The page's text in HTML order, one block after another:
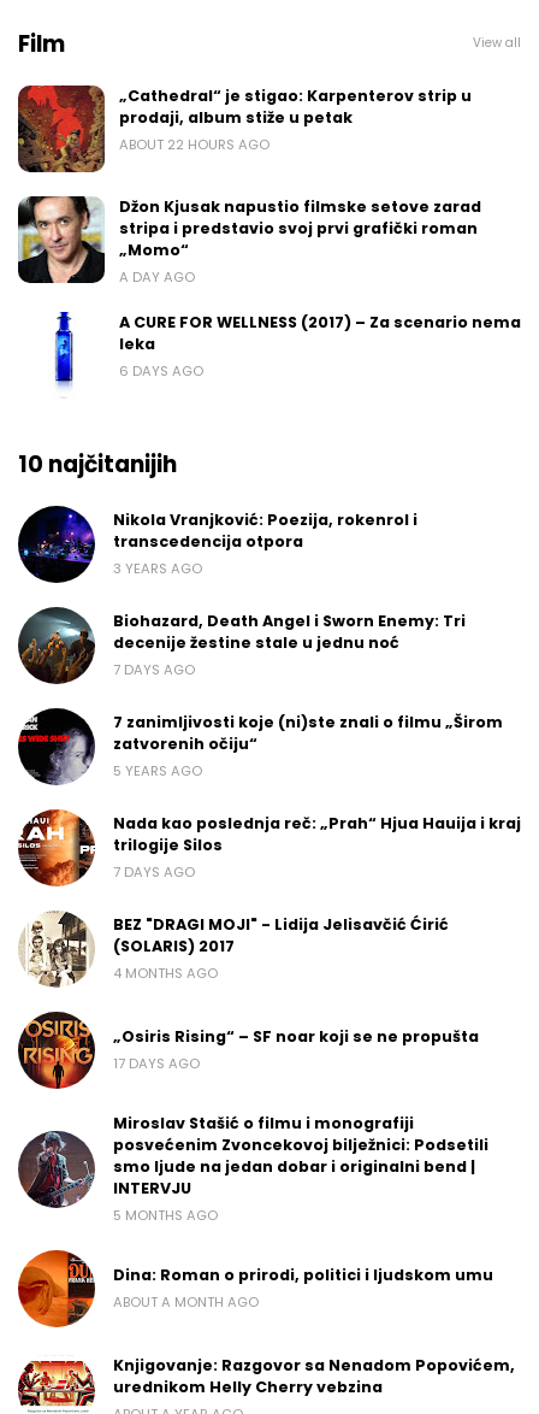
Film View all
„Cathedral“ je stigao: Karpenterov strip u
prodaji, album stiže u petak
ABOUT 22 HOURS AGO
Džon Kjusak napustio filmske setove zarad
stripa i predstavio svoj prvi grafički roman
„Momo“
A DAY AGO
A CURE FOR WELLNESS (2017) – Za scenario nema
leka
6 DAYS AGO
10 najčitanijih
Nikola Vranjković: Poezija, rokenrol i
transcedencija otpora
3 YEARS AGO
Biohazard, Death Angel i Sworn Enemy: Tri
decenije žestine stale u jednu noć
7 DAYS AGO
7 zanimljivosti koje (ni)ste znali o filmu „Širom
zatvorenih očiju“
5 YEARS AGO
Nada kao poslednja reč: „Prah“ Hjua Hauija i kraj
trilogije Silos
7 DAYS AGO
BEZ "DRAGI MOJI" - Lidija Jelisavčić Ćirić
(SOLARIS) 2017
4 MONTHS AGO
„Osiris Rising“ – SF noar koji se ne propušta
17 DAYS AGO
Miroslav Stašić o filmu i monografiji
posvećenim Zvoncekovoj bilježnici: Podsetili
smo ljude na jedan dobar i originalni bend |
INTERVJU
5 MONTHS AGO
Dina: Roman o prirodi, politici i ljudskom umu
ABOUT A MONTH AGO
Knjigovanje: Razgovor sa Nenadom Popovićem,
urednikom Helly Cherry vebzina